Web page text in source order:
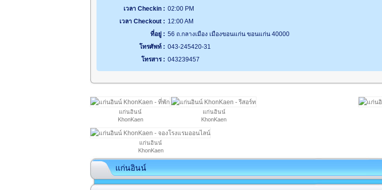
เวลา Checkin : 02:00 PM
เวลา Checkout : 12:00 AM
ที่อยู่ : 56 ถ.กลางเมือง เมืองขอนแก่น ขอนแก่น 40000
โทรศัพท์ : 043-245420-31
โทรสาร : 043239457
แก่นอินน์
KhonKaen
แก่นอินน์
KhonKaen
แก่นอินน์
KhonKaen
แก่นอินน์